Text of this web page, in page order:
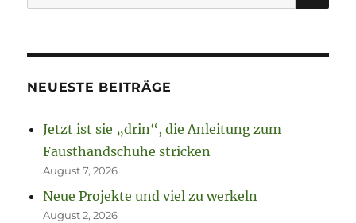
nach:
NEUESTE BEITRÄGE
Jetzt ist sie „drin“, die Anleitung zum
Fausthandschuhe stricken
August 7, 2026
Neue Projekte und viel zu werkeln
August 2, 2026